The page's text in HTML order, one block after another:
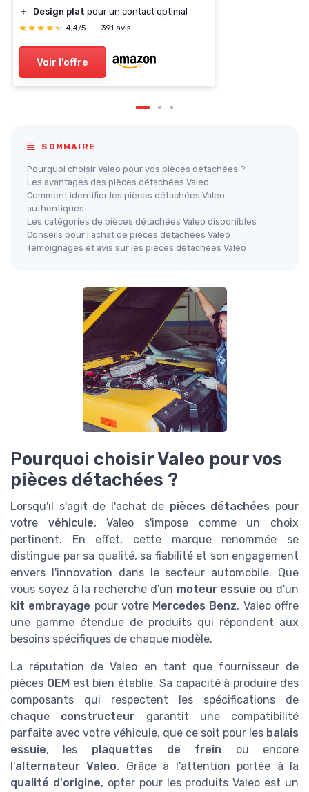
＋
Design plat pour un contact optimal
★★★★★
★★★★★ 4,4/5 — 391 avis
Voir l'offre
SOMMAIRE
Pourquoi choisir Valeo pour vos pièces détachées ?
Les avantages des pièces détachées Valeo
Comment identifier les pièces détachées Valeo
authentiques
Les catégories de pièces détachées Valeo disponibles
Conseils pour l'achat de pièces détachées Valeo
Témoignages et avis sur les pièces détachées Valeo
Pourquoi choisir Valeo pour vos
pièces détachées ?
Lorsqu'il s'agit de l'achat de pièces détachées pour
votre véhicule, Valeo s'impose comme un choix
pertinent. En effet, cette marque renommée se
distingue par sa qualité, sa fiabilité et son engagement
envers l'innovation dans le secteur automobile. Que
vous soyez à la recherche d'un moteur essuie ou d'un
kit embrayage pour votre Mercedes Benz, Valeo offre
une gamme étendue de produits qui répondent aux
besoins spécifiques de chaque modèle.
La réputation de Valeo en tant que fournisseur de
pièces OEM est bien établie. Sa capacité à produire des
composants qui respectent les spécifications de
chaque constructeur garantit une compatibilité
parfaite avec votre véhicule, que ce soit pour les balais
essuie, les plaquettes de frein ou encore
l'alternateur Valeo. Grâce à l'attention portée à la
qualité d'origine, opter pour les produits Valeo est un